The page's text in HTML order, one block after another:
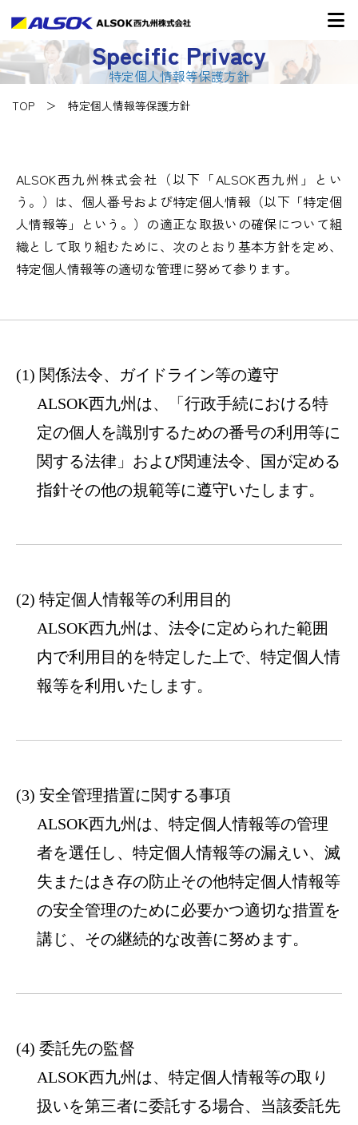
Specific Privacy
特定個人情報等保護方針
TOP 特定個人情報等保護方針
ALSOK西九州株式会社（以下「ALSOK西九州」とい
う。）は、個人番号および特定個人情報（以下「特定個
人情報等」という。）の適正な取扱いの確保について組
織として取り組むために、次のとおり基本方針を定め、
特定個人情報等の適切な管理に努めて参ります。
関係法令、ガイドライン等の遵守
ALSOK西九州は、「行政手続における特
定の個人を識別するための番号の利用等に
関する法律」および関連法令、国が定める
指針その他の規範等に遵守いたします。
特定個人情報等の利用目的
ALSOK西九州は、法令に定められた範囲
内で利用目的を特定した上で、特定個人情
報等を利用いたします。
安全管理措置に関する事項
ALSOK西九州は、特定個人情報等の管理
者を選任し、特定個人情報等の漏えい、滅
失またはき存の防止その他特定個人情報等
の安全管理のために必要かつ適切な措置を
講じ、その継続的な改善に努めます。
委託先の監督
ALSOK西九州は、特定個人情報等の取り
扱いを第三者に委託する場合、当該委託先